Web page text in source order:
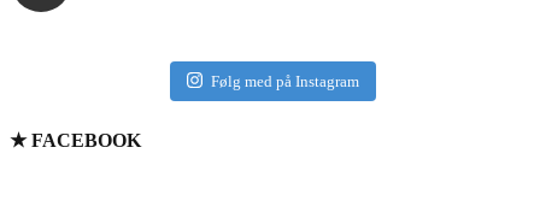
Følg med på Instagram
★ FACEBOOK